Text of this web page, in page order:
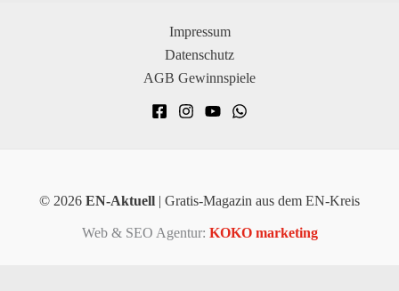
Impressum
Datenschutz
AGB Gewinnspiele
© 2026 EN-Aktuell | Gratis-Magazin aus dem EN-Kreis
Web & SEO Agentur: KOKO marketing